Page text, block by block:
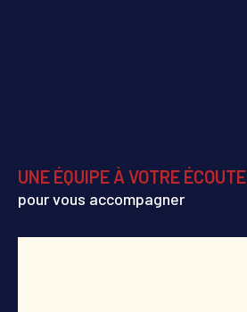
UNE ÉQUIPE À VOTRE ÉCOUTE
pour vous accompagner